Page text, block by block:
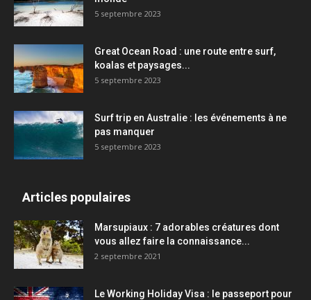
5 septembre 2023
Great Ocean Road : une route entre surf,
koalas et paysages...
5 septembre 2023
Surf trip en Australie : les événements à ne
pas manquer
5 septembre 2023
Articles populaires
Marsupiaux : 7 adorables créatures dont
vous allez faire la connaissance...
2 septembre 2021
Le Working Holiday Visa : le passeport pour